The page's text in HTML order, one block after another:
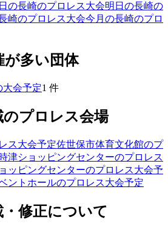
の長崎のプロレス大会明日の長崎の
崎のプロレス大会今月の長崎のプロ
が多い団体
大会予定1 件
プロレス会場
ス大会予定佐世保市体育文化館のプ
津ショッピングセンターのプロレス
ッピングセンターのプロレス大会予
ントホールのプロレス大会予定
修正について